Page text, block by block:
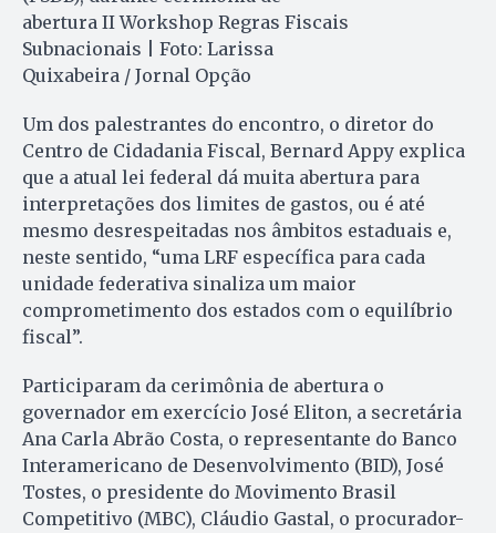
abertura II Workshop Regras Fiscais
Subnacionais | Foto: Larissa
Quixabeira / Jornal Opção
Um dos palestrantes do encontro, o diretor do
Centro de Cidadania Fiscal, Bernard Appy explica
que a atual lei federal dá muita abertura para
interpretações dos limites de gastos, ou é até
mesmo desrespeitadas nos âmbitos estaduais e,
neste sentido, “uma LRF específica para cada
unidade federativa sinaliza um maior
comprometimento dos estados com o equilíbrio
fiscal”.
Participaram da cerimônia de abertura o
governador em exercício José Eliton, a secretária
Ana Carla Abrão Costa, o representante do Banco
Interamericano de Desenvolvimento (BID), José
Tostes, o presidente do Movimento Brasil
Competitivo (MBC), Cláudio Gastal, o procurador-